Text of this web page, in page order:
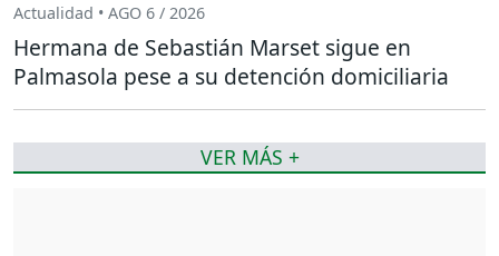
Actualidad • AGO 6 / 2026
Hermana de Sebastián Marset sigue en
Palmasola pese a su detención domiciliaria
VER MÁS +